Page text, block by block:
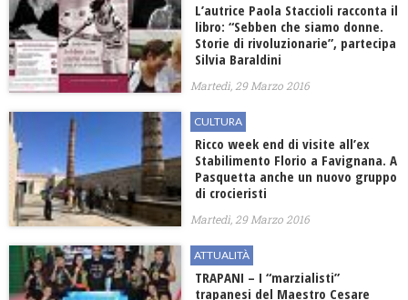
L’autrice Paola Staccioli racconta il
libro: “Sebben che siamo donne.
Storie di rivoluzionarie”, partecipa
Silvia Baraldini
Martedì, 29 Marzo 2016
CULTURA
Ricco week end di visite all’ex
Stabilimento Florio a Favignana. A
Pasquetta anche un nuovo gruppo
di crocieristi
Martedì, 29 Marzo 2016
ATTUALITÀ
TRAPANI – I “marzialisti”
trapanesi del Maestro Cesare